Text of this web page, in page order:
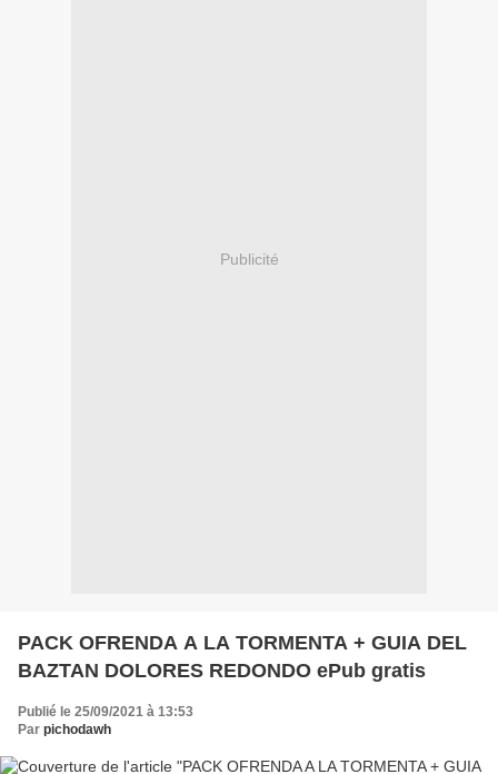
Publicité
PACK OFRENDA A LA TORMENTA + GUIA DEL
BAZTAN DOLORES REDONDO ePub gratis
Publié le 25/09/2021 à 13:53
Par pichodawh